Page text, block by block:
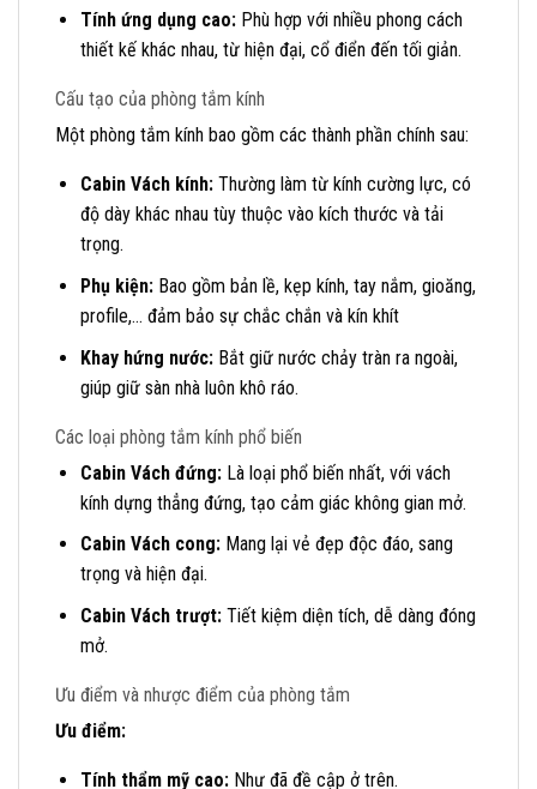
Tính ứng dụng cao:Phù hợp với nhiều phong cách
thiết kế khác nhau, từ hiện đại, cổ điển đến tối giản.
Cấu tạo của phòng tắm kính
Một phòng tắm kính bao gồm các thành phần chính sau:
Cabin Vách kính:Thường làm từ kính cường lực, có
độ dày khác nhau tùy thuộc vào kích thước và tải
trọng.
Phụ kiện:Bao gồm bản lề, kẹp kính, tay nắm, gioăng,
profile,… đảm bảo sự chắc chắn và kín khít
Khay hứng nước:Bắt giữ nước chảy tràn ra ngoài,
giúp giữ sàn nhà luôn khô ráo.
Các loại phòng tắm kính phổ biến
Cabin Vách đứng:Là loại phổ biến nhất, với vách
kính dựng thẳng đứng, tạo cảm giác không gian mở.
Cabin Vách cong:Mang lại vẻ đẹp độc đáo, sang
trọng và hiện đại.
Cabin Vách trượt:Tiết kiệm diện tích, dễ dàng đóng
mở.
Ưu điểm và nhược điểm của phòng tắm
Ưu điểm:
Tính thẩm mỹ cao:Như đã đề cập ở trên.